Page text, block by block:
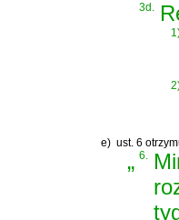
3d.
e) ust. 6
„6.